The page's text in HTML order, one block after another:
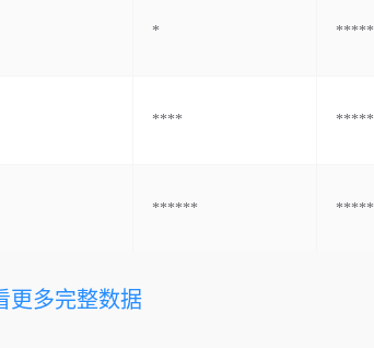
*
****
******
更多完整数据